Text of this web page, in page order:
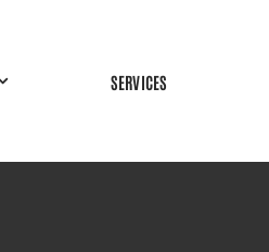
SERVICES